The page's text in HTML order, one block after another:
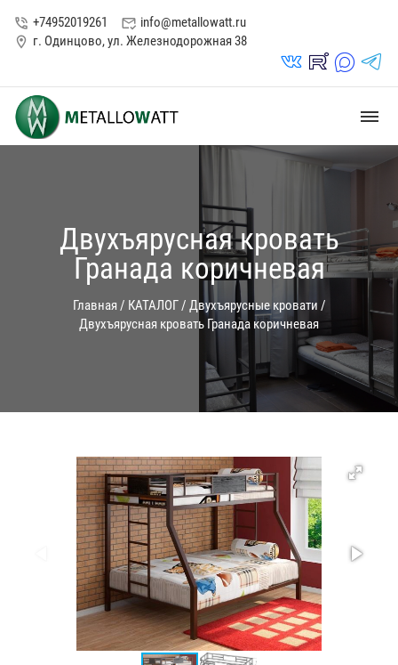
phone_in_talk +74952019261 mark_email_read info@metallowatt.ru
location_on г. Одинцово, ул. Железнодорожная 38
vk_in rutube_in max_s telegrams_in
dehaze
Двухъярусная кровать
Гранада коричневая
Главная / КАТАЛОГ/ Двухъярусные кровати /
Двухъярусная кровать Гранада коричневая